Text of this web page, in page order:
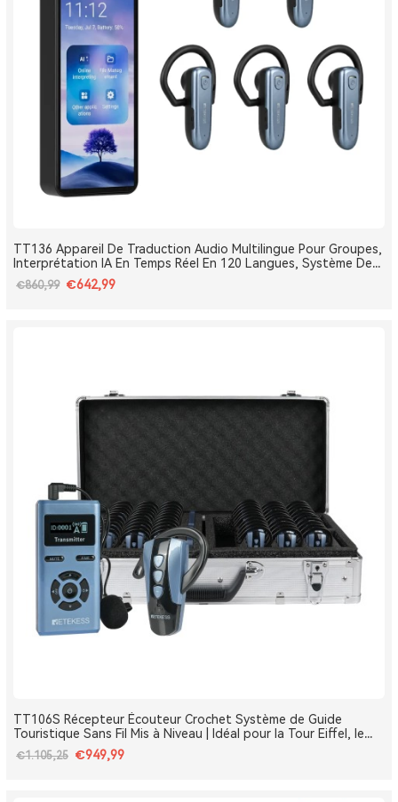
TT136 Appareil De Traduction Audio Multilingue Pour Groupes,
Interprétation IA En Temps Réel En 120 Langues, Système De
Traduction Pour Tours Et Conférences One-To-Many, Diffusion
Double Canal, Longue Portée 2.4G
€860,99 €642,99
TT106S Récepteur Écouteur Crochet Système de Guide
Touristique Sans Fil Mis à Niveau | Idéal pour la Tour Eiffel, le
Louvre et les Monuments de France
€1.105,25 €949,99